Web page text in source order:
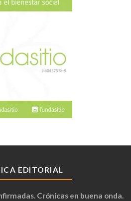
EDITORIAL
Crónicas en buena onda.